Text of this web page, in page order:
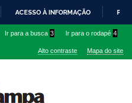
IR
O
ACESSO À INFORMAÇÃO
Ir para a busca 3 Ir para o rodapé 4
Alto contraste Mapa do site